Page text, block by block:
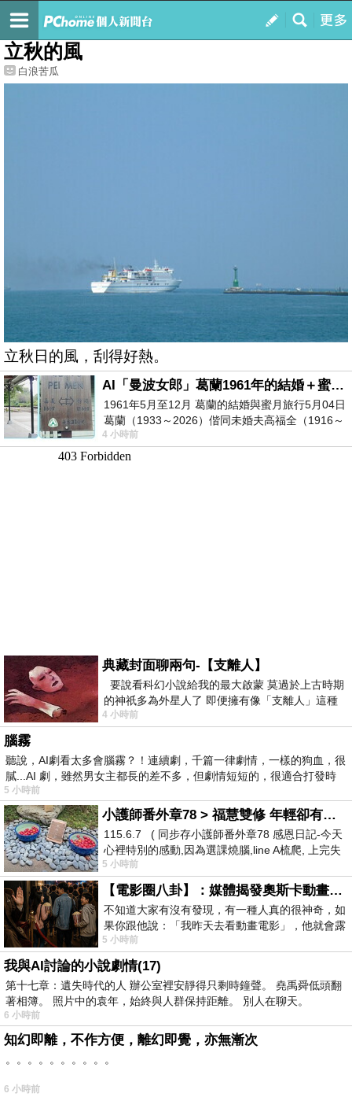
我的
最新文章
立秋的風
白浪苦瓜
立秋日的風，刮得好熱。
AI「曼波女郎」葛蘭1961年的結婚＋蜜月旅行 #戀上老電影 #葛蘭 #粟子
1961年5月至12月 葛蘭的結婚與蜜月旅行5月04日
葛蘭（1933～2026）偕同未婚夫高福全（1916～
2004）乘郵輪赴倫敦6月15日於英國倫敦St.S
4 小時前
典藏封面聊兩句-【支離人】
要說看科幻小說給我的最大啟蒙 莫過於上古時期
的神祇多為外星人了 即便擁有像「支離人」這種
驚世駭俗的神通法門 也未必讀
4 小時前
腦霧
聽說，AI劇看太多會腦霧？！連續劇，千篇一律劇情，一樣的狗血，很
膩...AI 劇，雖然男女主都長的差不多，但劇情短短的，很適合打發時
5 小時前
小護師番外章78 > 福慧雙修 年輕卻有個老靈魂 ㄑ金剛經〉podcast
115.6.7 ( 同步存小護師番外章78 感恩日記-今天
心裡特別的感動,因為選課燒腦,line A梳爬, 上完失
智課的她,特來傾
5 小時前
【電影圈八卦】：媒體揭發奧斯卡動畫項目投票醜聞！好萊塢為什麼看不起動畫電影？
不知道大家有沒有發現，有一種人真的很神奇，如
果你跟他說：「我昨天去看動畫電影」，他就會露
出一種慈祥的微笑，然後問你是不是陪小
5 小時前
我與AI討論的小說劇情(17)
第十七章：遺失時代的人 辦公室裡安靜得只剩時鐘聲。 堯禹舜低頭翻
著相簿。 照片中的袁年，始終與人群保持距離。 別人在聊天。
6 小時前
知幻即離，不作方便，離幻即覺，亦無漸次
。。。。。。。。。。
6 小時前